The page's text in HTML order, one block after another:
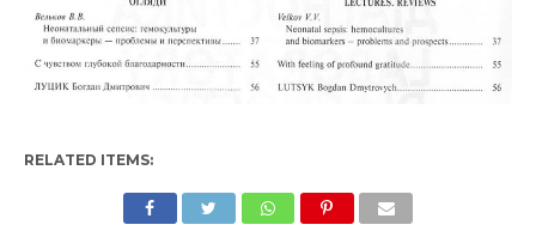
RELATED ITEMS: